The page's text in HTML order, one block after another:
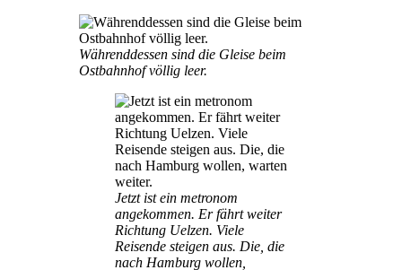
Währenddessen sind die Gleise beim
Ostbahnhof völlig leer.
Jetzt ist ein metronom
angekommen. Er fährt weiter
Richtung Uelzen. Viele
Reisende steigen aus. Die, die
nach Hamburg wollen,